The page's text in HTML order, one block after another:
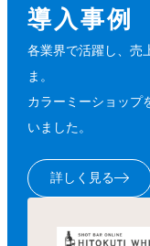
導入事例
各業界で活躍し、売
ま。
カラーミーショップ
いました。
詳しく見る